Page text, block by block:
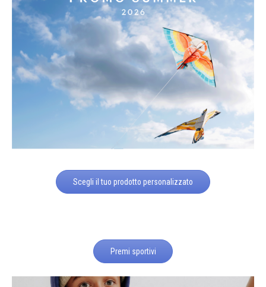
Scegli il tuo prodotto personalizzato
Premi sportivi